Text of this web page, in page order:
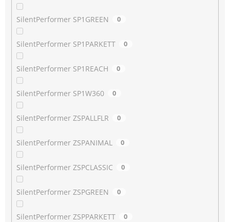
SilentPerformer SP1GREEN 0
SilentPerformer SP1PARKETT 0
SilentPerformer SP1REACH 0
SilentPerformer SP1W360 0
SilentPerformer ZSPALLFLR 0
SilentPerformer ZSPANIMAL 0
SilentPerformer ZSPCLASSIC 0
SilentPerformer ZSPGREEN 0
SilentPerformer ZSPPARKETT 0